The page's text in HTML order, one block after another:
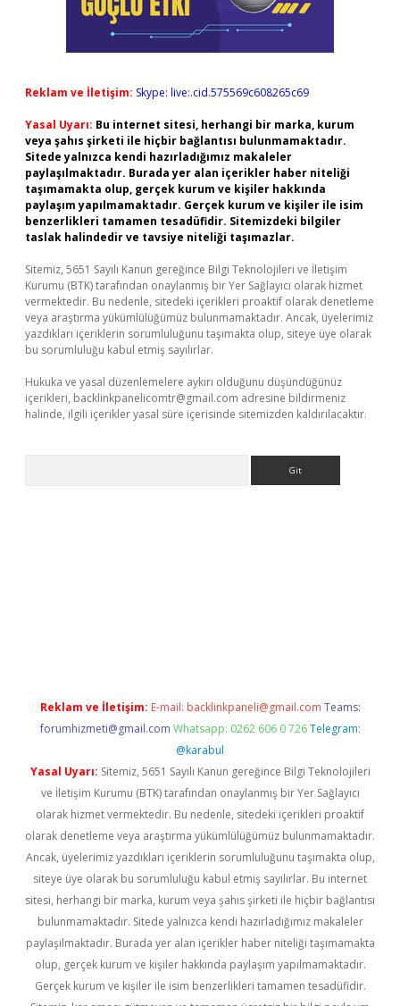
Reklam ve İletişim: Skype: live:.cid.575569c608265c69
Yasal Uyarı: Bu internet sitesi, herhangi bir marka, kurum
veya şahıs şirketi ile hiçbir bağlantısı bulunmamaktadır.
Sitede yalnızca kendi hazırladığımız makaleler
paylaşılmaktadır. Burada yer alan içerikler haber niteliği
taşımamakta olup, gerçek kurum ve kişiler hakkında
paylaşım yapılmamaktadır. Gerçek kurum ve kişiler ile isim
benzerlikleri tamamen tesadüfidir. Sitemizdeki bilgiler
taslak halindedir ve tavsiye niteliği taşımazlar.
Sitemiz, 5651 Sayılı Kanun gereğince Bilgi Teknolojileri ve İletişim
Kurumu (BTK) tarafından onaylanmış bir Yer Sağlayıcı olarak hizmet
vermektedir. Bu nedenle, sitedeki içerikleri proaktif olarak denetleme
veya araştırma yükümlülüğümüz bulunmamaktadır. Ancak, üyelerimiz
yazdıkları içeriklerin sorumluluğunu taşımakta olup, siteye üye olarak
bu sorumluluğu kabul etmiş sayılırlar.
Hukuka ve yasal düzenlemelere aykırı olduğunu düşündüğünüz
içerikleri, backlinkpanelicomtr@gmail.com adresine bildirmeniz
halinde, ilgili içerikler yasal süre içerisinde sitemizden kaldırılacaktır.
Reklam ve İletişim: E-mail: backlinkpaneli@gmail.com Teams:
forumhizmeti@gmail.com Whatsapp: 0262 606 0 726 Telegram:
@karabul
Yasal Uyarı: Sitemiz, 5651 Sayılı Kanun gereğince Bilgi Teknolojileri
ve İletişim Kurumu (BTK) tarafından onaylanmış bir Yer Sağlayıcı
olarak hizmet vermektedir. Bu nedenle, sitedeki içerikleri proaktif
olarak denetleme veya araştırma yükümlülüğümüz bulunmamaktadır.
Ancak, üyelerimiz yazdıkları içeriklerin sorumluluğunu taşımakta olup,
siteye üye olarak bu sorumluluğu kabul etmiş sayılırlar. Bu internet
sitesi, herhangi bir marka, kurum veya şahıs şirketi ile hiçbir bağlantısı
bulunmamaktadır. Sitede yalnızca kendi hazırladığımız makaleler
paylaşılmaktadır. Burada yer alan içerikler haber niteliği taşımamakta
olup, gerçek kurum ve kişiler hakkında paylaşım yapılmamaktadır.
Gerçek kurum ve kişiler ile isim benzerlikleri tamamen tesadüfidir.